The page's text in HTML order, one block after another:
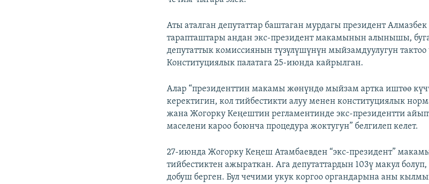
Аты аталган депутаттар баштаган мурдагы президент
тарапташтары андан экс-президент макамынын алынышы,
депутаттык комиссиянын түзүлүшүнүн мыйзамдуулугун тактоо
Конституциялык палатага 25-июнда кайрылган.
Алар “президенттин макамы жөнүндө мыйзам артка иштөө
керектигин, кол тийбестикти алуу менен конституциялык
жана Жогорку Кеңештин регламентинде экс-президентти
маселени кароо боюнча процедура жоктугун” белгилеп келет.
27-июнда Жогорку Кеңеш Атамбаевден “экс-президент”
тийбестиктен ажыраткан. Ага депутаттардын 103ү макул
добуш берген. Бул чечими укук коргоо органдарына аны